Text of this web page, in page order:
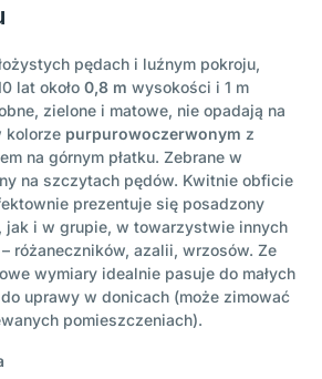
pędach i luźnym pokroju,
lat około 0,8 m wysokości i 1 m
zielone i matowe, nie opadają na
kolorze purpurowoczerwonym z
na górnym płatku. Zebrane w
na szczytach pędów. Kwitnie obficie
prezentuje się posadzony
jak i w grupie, w towarzystwie innych
różaneczników, azalii, wrzosów. Ze
wymiary idealnie pasuje do małych
uprawy w donicach (może zimować
pomieszczeniach).